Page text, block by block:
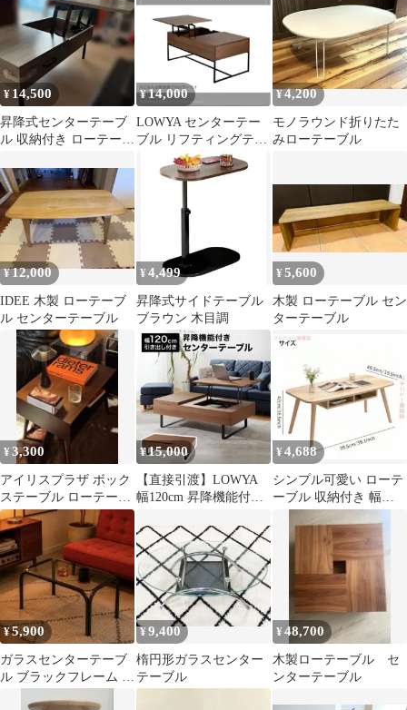
¥ 14,500
昇降式センターテーブ
ル 収納付き ローテーブ
¥14,000
LOWYA センターテー
ブル リフティングテー
ブル 昇降式
¥4,200
モノラウンド折りたた
みローテーブル
¥12,000
IDEE 木製 ローテーブ
ル センターテーブル
¥ 4,499
昇降式サイドテーブル
ブラウン 木目調
¥5,600
木製 ローテーブル セン
ターテーブル
¥3,300
アイリスプラザ ボック
ステーブル ローテーブ
ル
¥ 15,000
【直接引渡】LOWYA
幅120cm 昇降機能付き
出し収納
¥4,688
シンプル可愛い ローテ
ーブル 収納付き 幅
ーテーブル
¥5,900
ガラスセンターテーブ
ル ブラックフレーム ロ
¥9,400
楕円形ガラスセンター
テーブル
¥48,700
木製ローテーブル セ
ンターテーブル